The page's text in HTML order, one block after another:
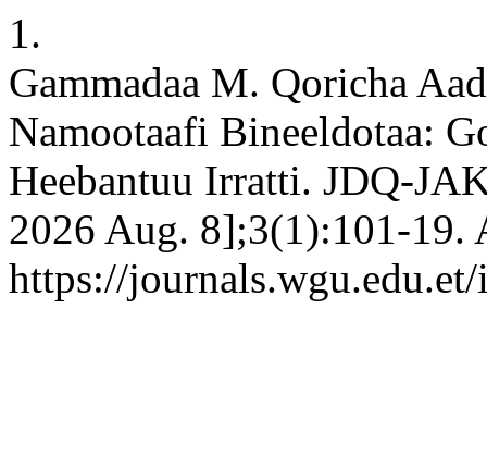
1.
Gammadaa M. Qoricha
Namootaafi Bineeldotaa:
Heebantuu Irratti. JDQ-
2026 Aug. 8];3(1):101-19.
https://